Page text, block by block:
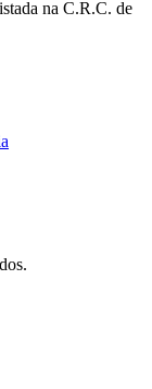
na C.R.C. de